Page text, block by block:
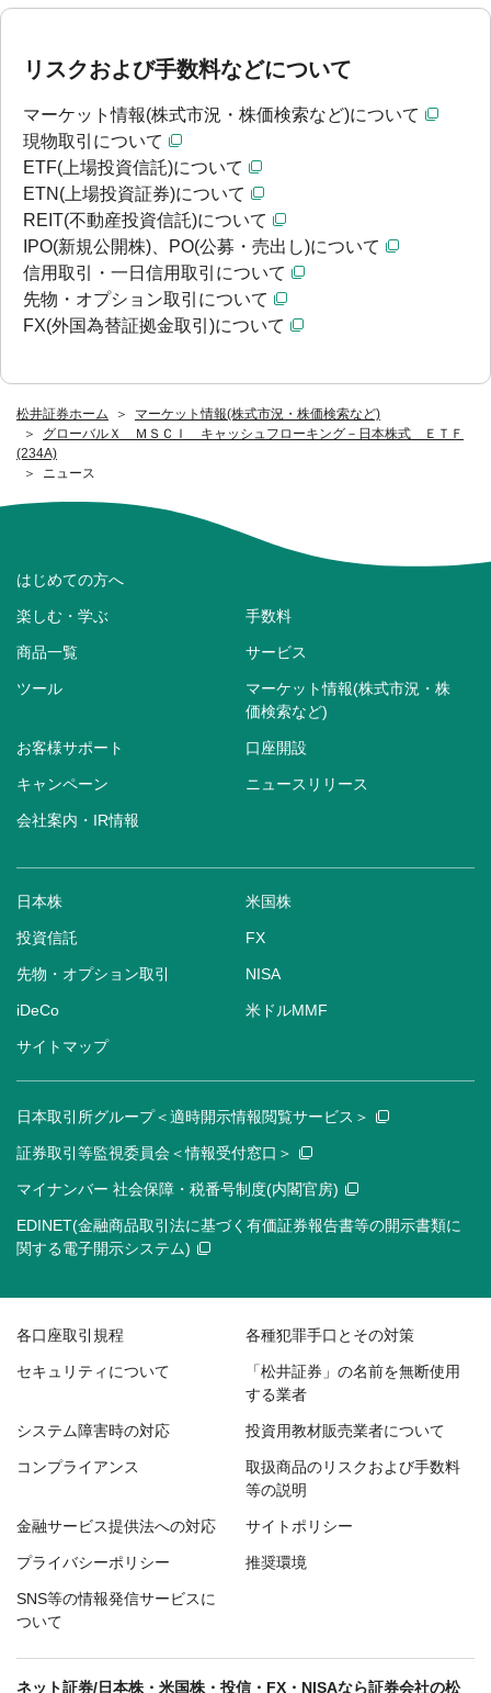
松井証券ホーム
マーケット情報(株式市況・株価検索など)
グローバルＸ ＭＳＣＩ キャッシュフローキング－日本株式 ＥＴＦ
(234A)
ニュース
リスクおよび手数料などについて
マーケット情報(株式市況・株価検索など)について
現物取引について
ETF(上場投資信託)について
ETN(上場投資証券)について
REIT(不動産投資信託)について
IPO(新規公開株)、PO(公募・売出し)について
信用取引・一日信用取引について
先物・オプション取引について
FX(外国為替証拠金取引)について
はじめての方へ
楽しむ・学ぶ 手数料
商品一覧 サービス
ツール
マーケット情報(株式市況・株
価検索など)
お客様サポート 口座開設
キャンペーン ニュースリリース
会社案内・IR情報
日本株 米国株
投資信託 FX
先物・オプション取引 NISA
iDeCo 米ドルMMF
サイトマップ
日本取引所グループ＜適時開示情報閲覧サービス＞
証券取引等監視委員会＜情報受付窓口＞
マイナンバー 社会保障・税番号制度(内閣官房)
EDINET(金融商品取引法に基づく有価証券報告書等の開示書類に
関する電子開示システム)
各口座取引規程 各種犯罪手口とその対策
セキュリティについて
「松井証券」の名前を無断使用
する業者
システム障害時の対応 投資用教材販売業者について
コンプライアンス
取扱商品のリスクおよび手数料
等の説明
金融サービス提供法への対応 サイトポリシー
プライバシーポリシー 推奨環境
SNS等の情報発信サービスに
ついて
ネット証券/日本株・米国株・投信・FX・NISAなら証券会社の松